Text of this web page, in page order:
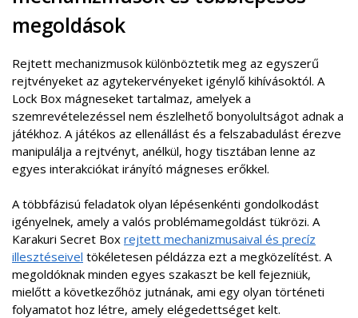
megoldások
Rejtett mechanizmusok különböztetik meg az egyszerű
rejtvényeket az agytekervényeket igénylő kihívásoktól. A
Lock Box mágneseket tartalmaz, amelyek a
szemrevételezéssel nem észlelhető bonyolultságot adnak a
játékhoz. A játékos az ellenállást és a felszabadulást érezve
manipulálja a rejtvényt, anélkül, hogy tisztában lenne az
egyes interakciókat irányító mágneses erőkkel.
A többfázisú feladatok olyan lépésenkénti gondolkodást
igényelnek, amely a valós problémamegoldást tükrözi. A
Karakuri Secret Box rejtett mechanizmusaival és precíz
illesztéseivel tökéletesen példázza ezt a megközelítést. A
megoldóknak minden egyes szakaszt be kell fejezniük,
mielőtt a következőhöz jutnának, ami egy olyan történeti
folyamatot hoz létre, amely elégedettséget kelt.